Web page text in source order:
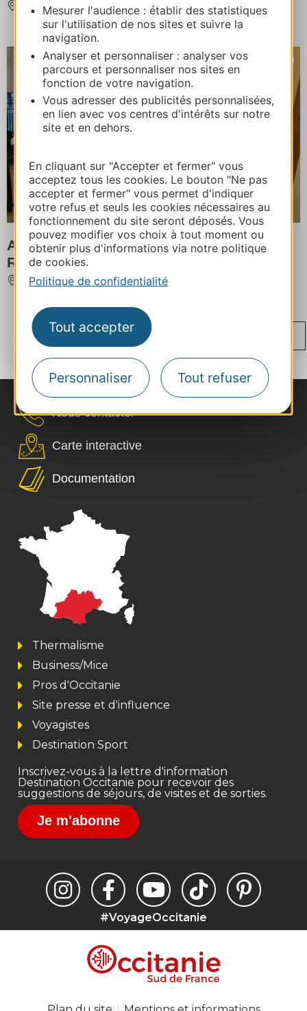
Mesurer l'audience : établir des statistiques
sur l'utilisation de nos sites et suivre la
navigation.
Analyser et personnaliser : analyser vos
parcours et personnaliser nos sites en
fonction de votre navigation.
Vous adresser des publicités personnalisées,
en lien avec vos centres d'intérêts sur notre
site et en dehors.
En cliquant sur "Accepter et fermer" vous
acceptez tous les cookies. Le bouton "Ne pas
accepter et fermer" vous permet d'indiquer
votre refus et seuls les cookies nécessaires au
fonctionnement du site seront déposés. Vous
pouvez modifier vos choix à tout moment ou
obtenir plus d'informations via notre politique
de cookies.
Politique de confidentialité
Tout accepter
Personnaliser Tout refuser
CAZARILH
APPARTEMENT DANS RÉSIDENCE CAMI
RÉAL 121
SAINT-LARY-SOULAN
1 ... 7
... 121 ... ›
Nous contacter
Carte interactive
Documentation
Thermalisme
Business/Mice
Pros d'Occitanie
Site presse et d'influence
Voyagistes
Destination Sport
Inscrivez-vous à la lettre d'information
Destination Occitanie pour recevoir des
suggestions de séjours, de visites et de sorties.
Je m'abonne
#VoyageOccitanie